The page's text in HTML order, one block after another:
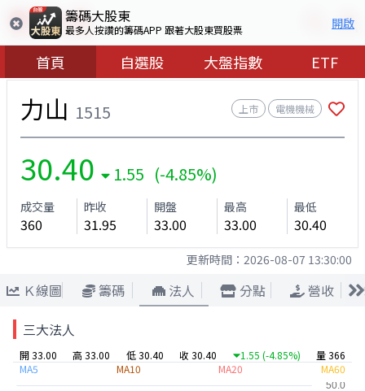
籌碼大股東
最多人按讚的籌碼APP 跟著大股東買股票 開啟
首頁 自選股 大盤指數 ETF
力山 1515 上市 電機機械
30.40 1.55 (-4.85%)
成交量
360
昨收
31.95
開盤
33.00
最高
33.00
最低
30.40
更新時間： 2026-08-07 13:30:00
Ｋ線圖 籌碼 法人 分點
營收
三大法人
開 33.00 高 33.00 低 30.40 收 30.40 1.55 (-4.85%)
量 366
MA5
MA10 MA20 MA60